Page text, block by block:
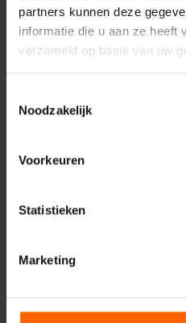
partners kunnen deze
informatie die u aan ze heeft
verzameld op basis van uw
Noodzakelijk
Voorkeuren
Statistieken
Marketing
Nijmegen
Uw naam*